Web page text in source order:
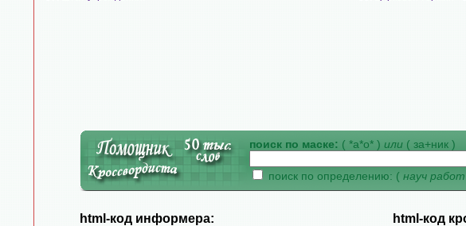
поиск по маске: ( *а*о* ) или ( за+ник )
поиск по определению: ( науч работ
html-код информера: html-код